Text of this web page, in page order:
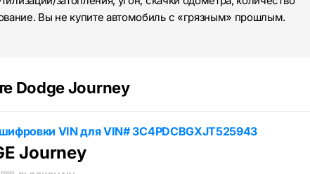
Вы не купите автомобиль с «грязным» прошлым.
Dodge Journey
VIN дляVIN# 3C4PDCBGXJT525943
Journey